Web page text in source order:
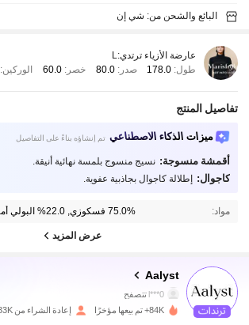
البائع والشحن من: شي إن
عارضة الأزياء ترتدي: L
طول: 178.0 صدر:80.0 خصر: 60.0 الوركين:
تفاصيل المنتج
ميزات الذكاء الاصطناعي تم إنشاؤه بناءً على التفاصيل
أقمشة منسوجة: نسيج منسوج بلمسة نهائية أنيقة.
كاجوال: إطلالة كاجوال بجاذبية عفوية.
مواد: 75.0% فسكوزي, 22.0% البولي أميد, 3.0% الكتان
عرض المزيد
Aalyst
l***0 تتصفح
4.81
176K متابعون
84K+ تم بيعها مؤخرًا إعادة الشراء من 33K+